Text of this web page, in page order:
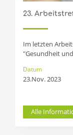
23.
Im letzten
"Gesundheit
Alle
Datum
23.Nov. 2023